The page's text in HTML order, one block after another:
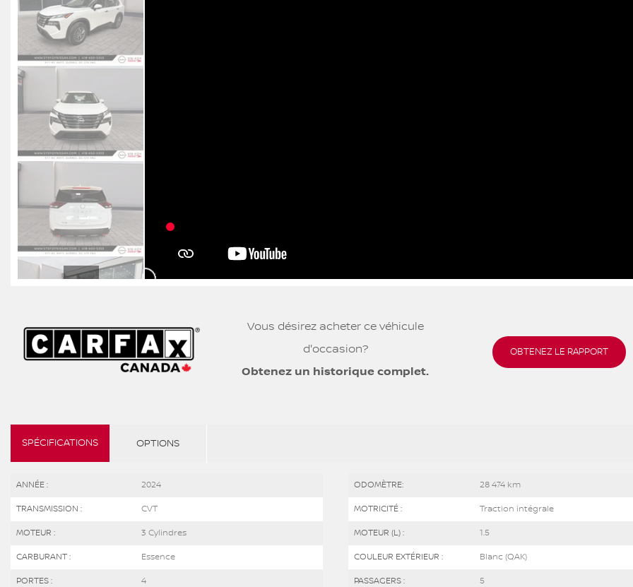
Vous désirez acheter ce véhicule
d'occasion?
Obtenez un historique complet.
OBTENEZ LE RAPPORT
SPÉCIFICATIONS OPTIONS
ANNÉE : 2024 ODOMÈTRE: 28 474 km
TRANSMISSION : CVT MOTRICITÉ : Traction intégrale
MOTEUR : 3 Cylindres MOTEUR (L) : 1.5
CARBURANT : Essence COULEUR EXTÉRIEUR : Blanc (QAK)
PORTES : 4 PASSAGERS : 5